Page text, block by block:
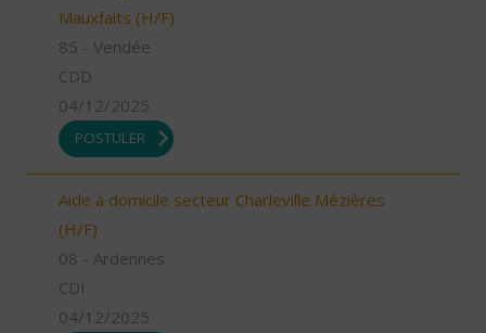
Mauxfaits (H/F)
85 - Vendée
CDD
04/12/2025
POSTULER
Aide à domicile secteur Charleville Mézières
(H/F)
08 - Ardennes
CDI
04/12/2025